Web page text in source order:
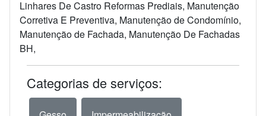
Linhares De Castro Reformas Prediais, Manutenção
Corretiva E Preventiva, Manutenção de Condomínio,
Manutenção de Fachada, Manutenção De Fachadas
BH,
Categorias de serviços: